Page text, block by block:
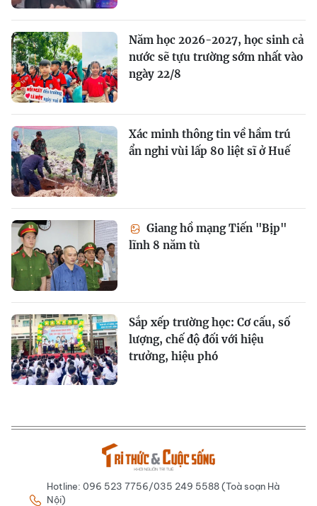
Năm học 2026-2027, học sinh cả
nước sẽ tựu trường sớm nhất vào
ngày 22/8
Xác minh thông tin về hầm trú
ẩn nghi vùi lấp 80 liệt sĩ ở Huế
Giang hồ mạng Tiến "Bịp"
lĩnh 8 năm tù
Sắp xếp trường học: Cơ cấu, số
lượng, chế độ đối với hiệu
trưởng, hiệu phó
Hotline: 096 523 7756/035 249 5588 (Toà soạn Hà
Nội)